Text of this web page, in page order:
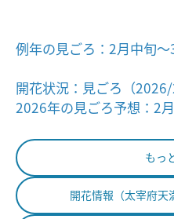
例年の見ごろ：2月中旬
開花状況：見ごろ（2026/
2026年の見ごろ予想：2
もっ
開花情報（太宰府天